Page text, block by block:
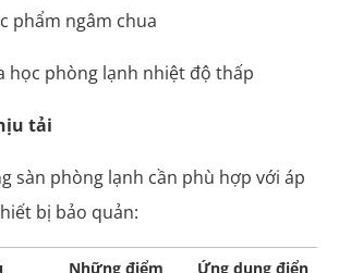
phẩm ngâm chua
học phòng lạnh nhiệt độ thấp
tải
sàn phòng lạnh cần phù hợp với áp
bị bảo quản:
Những điểm
Ứng dụng điển